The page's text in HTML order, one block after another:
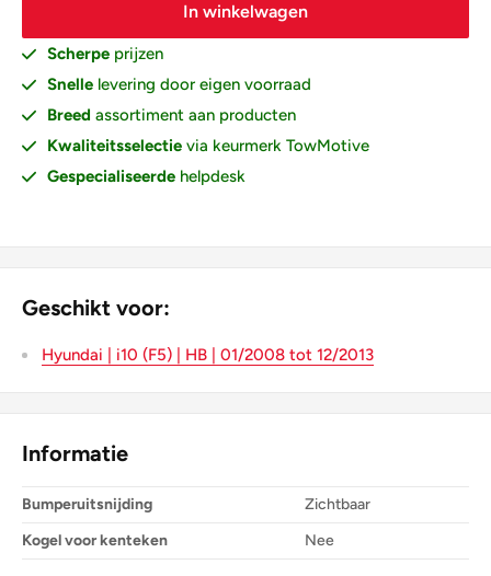
In winkelwagen
Scherpe prijzen
Snelle levering door eigen voorraad
Breed assortiment aan producten
Kwaliteitsselectievia keurmerk TowMotive
Gespecialiseerde helpdesk
Geschikt voor:
Hyundai | i10 (F5) | HB | 01/2008 tot 12/2013
Informatie
Bumperuitsnijding
Zichtbaar
Kogel voor kenteken
Nee